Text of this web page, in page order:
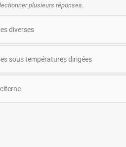
plusieurs réponses.
diverses
sous températures dirigées